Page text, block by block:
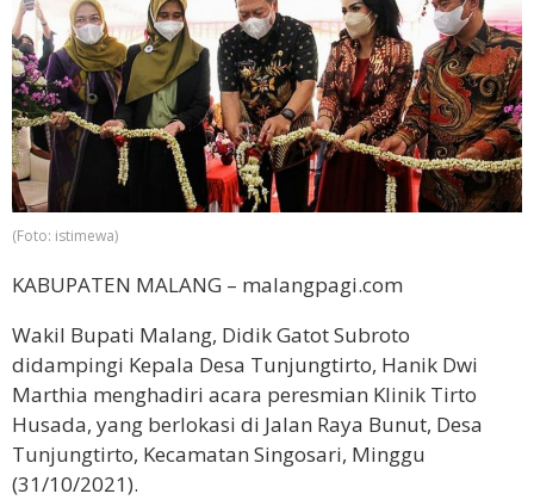
(Foto: istimewa)
KABUPATEN MALANG – malangpagi.com
Wakil Bupati Malang, Didik Gatot Subroto
didampingi Kepala Desa Tunjungtirto, Hanik Dwi
Marthia menghadiri acara peresmian Klinik Tirto
Husada, yang berlokasi di Jalan Raya Bunut, Desa
Tunjungtirto, Kecamatan Singosari, Minggu
(31/10/2021).